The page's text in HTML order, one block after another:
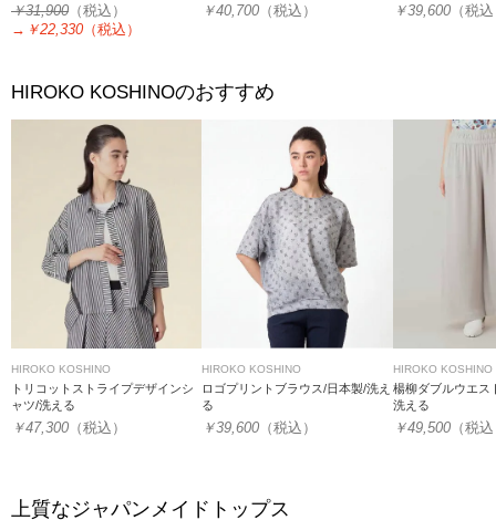
￥31,900 （税込）
→ ￥22,330 （税込）
￥40,700 （税込） ￥39,600（税
HIROKO KOSHINOのおすすめ
HIROKO KOSHINO
トリコットストライプデザインシ
ャツ/洗える
￥47,300 （税込）
HIROKO KOSHINO
ロゴプリントブラウス/日本製/洗え
る
￥39,600 （税込）
HIROKO KOSHINO
楊柳ダブルウエス
洗える
￥49,500（税
上質なジャパンメイドトップス